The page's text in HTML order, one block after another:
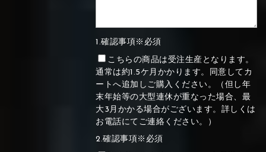
1.確認事項※必須
こちらの商品は受注生産となります。
通常は約1.5ケ月かかります。同意してカ
ートへ追加しご購入ください。（但し年
末年始等の大型連休が重なった場合、最
大3月かかる場合がございます。詳しくは
お電話にてご連絡ください。）
2.確認事項※必須